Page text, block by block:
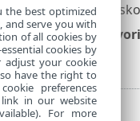
4. V sekciiSúhrn
5. Kliknite na
neskôr.
the best optimized
and serve you with
of all cookies by
cookies by
adjust your cookie
have the right to
preferences
in our website
For more